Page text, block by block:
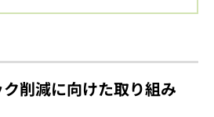
削減に向けた取り組み